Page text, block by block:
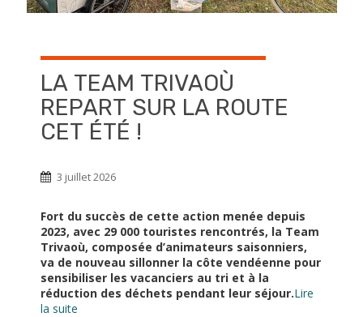
LA TEAM TRIVAOÙ
REPART SUR LA ROUTE
CET ÉTÉ !
3 juillet 2026
Fort du succès de cette action menée depuis
2023, avec 29 000 touristes rencontrés, la Team
Trivaoù, composée d’animateurs saisonniers,
va de nouveau sillonner la côte vendéenne pour
sensibiliser les vacanciers au tri et à la
réduction des déchets pendant leur séjour.Lire
la suite